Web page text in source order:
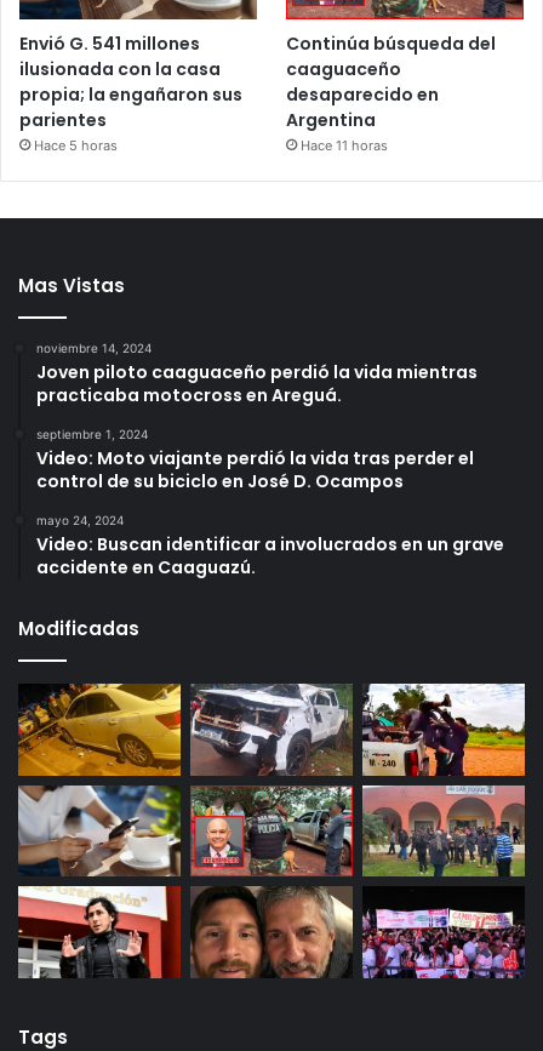
Envió G. 541 millones
ilusionada con la casa
propia; la engañaron sus
parientes
Hace 5 horas
Continúa búsqueda del
caaguaceño
desaparecido en
Argentina
Hace 11 horas
Mas Vistas
noviembre 14, 2024
Joven piloto caaguaceño perdió la vida mientras
practicaba motocross en Areguá.
septiembre 1, 2024
Video: Moto viajante perdió la vida tras perder el
control de su biciclo en José D. Ocampos
mayo 24, 2024
Video: Buscan identificar a involucrados en un grave
accidente en Caaguazú.
Modificadas
Tags